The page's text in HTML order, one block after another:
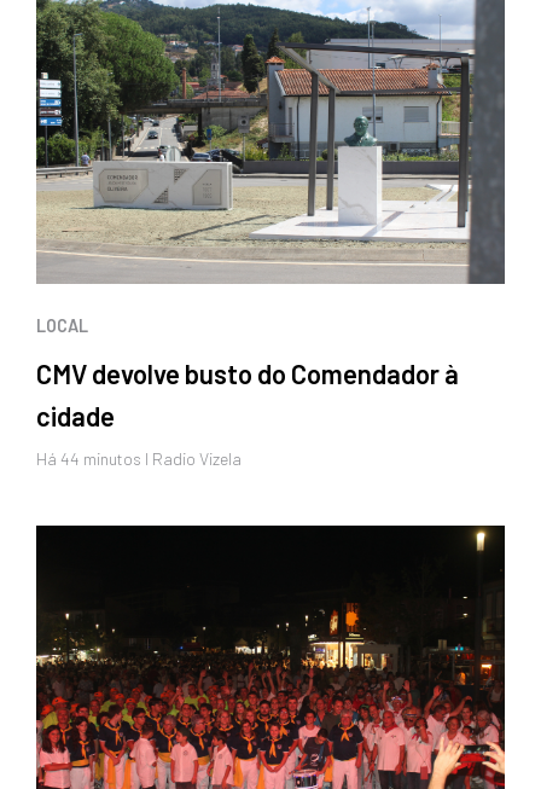
LOCAL
CMV devolve busto do Comendador à
cidade
Há 44 minutos I Radio Vizela